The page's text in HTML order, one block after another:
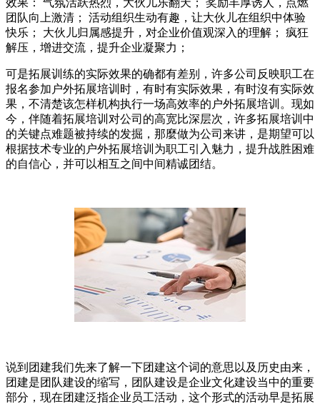
团队向上激清； 活动组织生动有趣，让大伙儿在组织中体验
快乐； 大伙儿归属感提升，对企业价值观深入的理解； 疯狂
解压，增进交流，提升企业凝聚力；
可是拓展训练的实际效果的确都有差别，许多公司反映职工在
报名参加户外拓展培训时，有时有实际效果，有时沒有实际效
果，不清楚该怎样机构执行一场高效率的户外拓展培训。现如
今，伴随着拓展培训对公司的高宽比深层次，许多拓展培训中
的关键点难题被持续的发掘，那麼做为公司来讲，是期望可以
根据技术专业的户外拓展培训为职工引入魅力，提升战胜困难
的自信心，并可以相互之间中间精诚团结。
说到团建我们先来了解一下团建这个词的意思以及历史由来，
团建是团队建设的缩写，团队建设是企业文化建设当中的重要
部分，现在团建泛指企业员工活动，这个形式的活动早是拓展